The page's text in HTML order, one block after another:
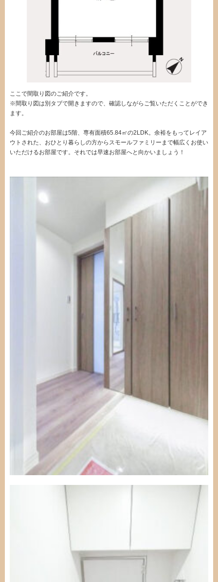
ここで間取り図のご紹介です。
※間取り図は別タブで開きますので、確認しながらご覧いただくことができ
ます。
今回ご紹介のお部屋は5階、専有面積65.84㎡の2LDK。余裕をもってレイア
ウトされた、おひとり暮らしの方からスモールファミリーまで幅広くお使い
いただけるお部屋です。それでは早速お部屋へと向かいましょう！